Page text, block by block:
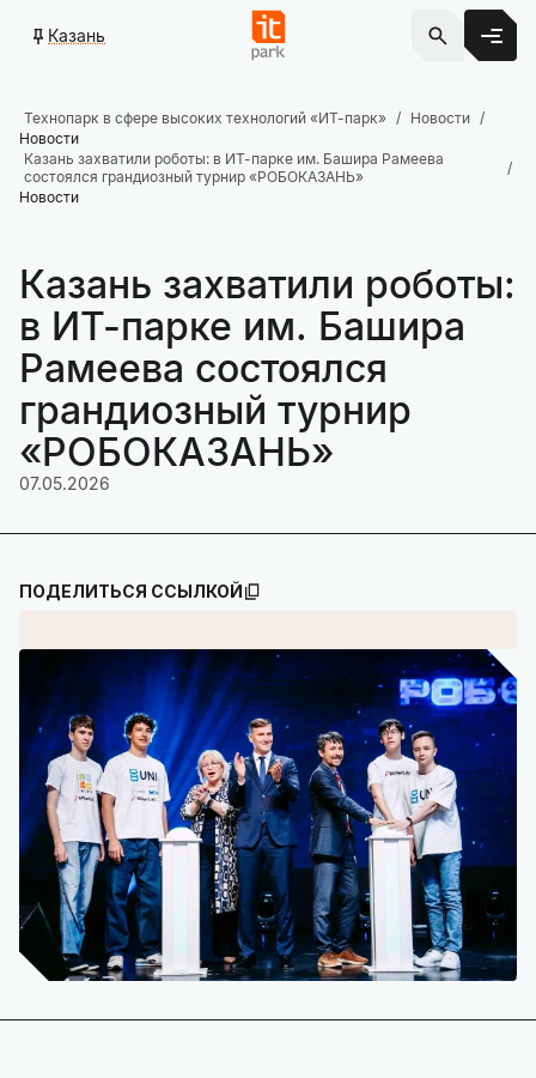
Казань
Технопарк в сфере высоких технологий «ИТ-парк»
Новости
Новости
Казань захватили роботы: в ИТ-парке им. Башира Рамеева
состоялся грандиозный турнир «РОБОКАЗАНЬ»
Новости
Казань захватили роботы:
в ИТ-парке им. Башира
Рамеева состоялся
грандиозный турнир
«РОБОКАЗАНЬ»
07.05.2026
ПОДЕЛИТЬСЯ ССЫЛКОЙ